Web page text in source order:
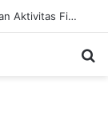
Panduan Fitness Ringkas untuk Memastikan Aktivitas Fisik Anda Tetap Konsisten